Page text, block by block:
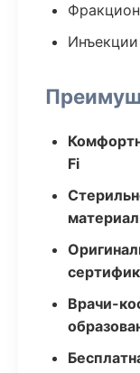
Fi
Врачи-